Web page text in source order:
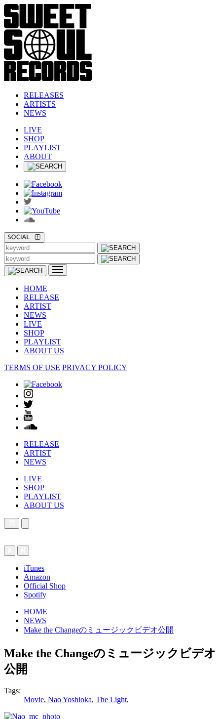
RELEASES
ARTISTS
NEWS
LIVE
SHOP
PLAYLIST
ABOUT
HOME
RELEASE
ARTIST
NEWS
LIVE
SHOP
PLAYLIST
ABOUT US
TERMS OF USE PRIVACY POLICY
RELEASE
ARTIST
NEWS
LIVE
SHOP
PLAYLIST
ABOUT US
iTunes
Amazon
Official Shop
Spotify
HOME
NEWS
Make the Changeのミュージックビデオ公開
Make the Changeのミュージックビデオ
公開
Tags:
Movie, Nao Yoshioka, The Light,